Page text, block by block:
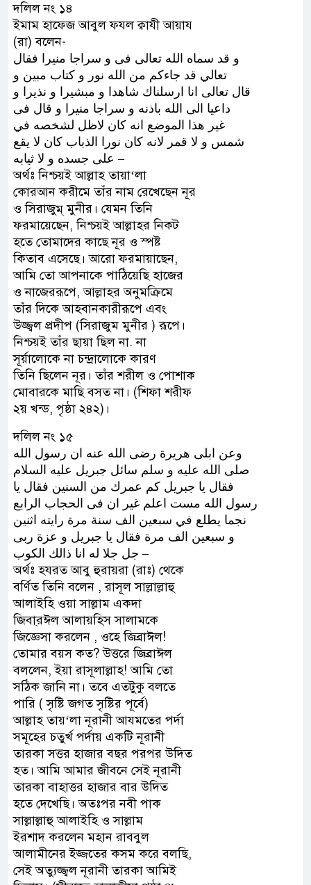
দলিল নং ১৪
ইমাম হাফেজ আবুল ফযল ক্বাযী আয়ায
(রা) বলেন-
ﻭ ﻗﺪ ﺳﻤﺎﻩ ﺍﻟﻠﻪ ﺗﻌﺎﻟﻰ ﻓﻰ ﻭ ﺳﺮﺍﺟﺎ ﻣﻨﻴﺮﺍ ﻓﻘﺎﻝ
ﺗﻌﺎﻟﻲ ﻗﺪ ﺟﺎﺀﻛﻢ ﻣﻦ ﺍﻟﻠﻪ ﻧﻮﺭ ﻭ ﻛﺘﺎﺏ ﻣﺒﻴﻦ ﻭ
ﻗﺎﻝ ﺗﻌﺎﻟﻰ ﺍﻧﺎ ﺍﺭﺳﻠﻨﺎﻙ ﺷﺎﻫﺪﺍ ﻭ ﻣﺒﺸﻴﺮﺍ ﻭ ﻧﺬﻳﺮﺍ ﻭ
ﺩﺍﻋﻴﺎ ﺍﻟﻰ ﺍﻟﻠﻪ ﺑﺎﺫﻧﻪ ﻭ ﺳﺮﺍﺟﺎ ﻣﻨﻴﺮﺍ ﻭ ﻗﺎﻝ ﻓﻰ
ﻏﻴﺮ ﻫﺬﺍ ﺍﻟﻤﻮﺿﻊ ﺍﻧﻪ ﻛﺎﻥ ﻻﻇﻞ ﻟﺸﺨﺼﻪ ﻓﻲ
ﺷﻤﺲ ﻭ ﻻ ﻗﻤﺮ ﻻﻧﻪ ﻛﺎﻥ ﻧﻮﺭﺍ ﺍﻟﺬﺑﺎﺏ ﻛﺎﻥ ﻻ ﻳﻘﻊ
ﻋﻠﻰ ﺟﺴﺪﻩ ﻭ ﻻ ﺛﻴﺎﺑﻪ –
অর্থঃ নিশ্চয়ই আল্লাহ তায়া‘লা
কোরআন করীমে তাঁর নাম রেখেছেন নূর
ও সিরাজুম্ মুনীর। যেমন তিনি
ফরমায়েছেন, নিশ্চয়ই আল্লাহর নিকট
হতে তোমাদের কাছে নূর ও স্পষ্ট
কিতাব এসেছে। আরো ফরমায়াছেন,
আমি তো আপনাকে পাঠিয়েছি হাজের
ও নাজেররূপে, আল্লাহর অনুমক্রিমে
তাঁর দিকে আহবানকারীরূপে এবং
উজ্জ্বল প্রদীপ (সিরাজুম মুনীর ) রূপে।
নিশ্চয়ই তাঁর ছায়া ছিল না. না
সূর্য়ালোকে না চন্দ্রালোকে কারণ
তিনি ছিলেন নূর। তাঁর শরীল ও পোশাক
মোবারকে মাছি বসত না। (শিফা শরীফ
২য় খন্ড, পৃষ্ঠা ২৪২)।
দলিল নং ১৫
ﻭﻋﻦ ﺍﺑﻠﻰ ﻫﺮﻳﺮﺓ ﺭﺿﻰ ﺍﻟﻠﻪ ﻋﻨﻪ ﺍﻥ ﺭﺳﻮﻝ ﺍﻟﻠﻪ
ﺻﻠﻰ ﺍﻟﻠﻪ ﻋﻠﻴﻪ ﻭ ﺳﻠﻢ ﺳﺎﺋﻞ ﺟﺒﺮﻳﻞ ﻋﻠﻴﻪ ﺍﻟﺴﻼﻡ
ﻓﻘﺎﻝ ﻳﺎ ﺟﺒﺮﻳﻞ ﻛﻢ ﻋﻤﺮﻙ ﻣﻦ ﺍﻟﺴﻨﻴﻦ ﻓﻘﺎﻝ ﻳﺎ
ﺭﺳﻮﻝ ﺍﻟﻠﻪ ﻣﺴﺖ ﺍﻋﻠﻢ ﻏﻴﺮ ﺍﻥ ﻓﻰ ﺍﻟﺤﺠﺎﺏ ﺍﻟﺮﺍﺑﻊ
ﻧﺠﻤﺎ ﻳﻄﻠﻊ ﻓﻲ ﺳﺒﻌﻴﻦ ﺍﻟﻒ ﺳﻨﺔ ﻣﺮﺓ ﺭﺍﻳﺘﻪ ﺍﺛﻨﻴﻦ
ﻭ ﺳﺒﻌﻴﻦ ﺍﻟﻒ ﻣﺮﺓ ﻓﻘﺎﻝ ﻳﺎ ﺟﺒﺮﻳﻞ ﻭ ﻋﺰﺓ ﺭﺑﻰ
ﺟﻞ ﺟﻼ ﻟﻪ ﺍﻧﺎ ﺫﺍﻟﻚ ﺍﻟﻜﻮﺏ –
অর্থঃ হযরত আবু হুরায়রা (রাঃ) থেকে
বর্ণিত তিনি বলেন , রাসূল সাল্লাল্লাহু
আলাইহি ওয়া সাল্লাম একদা
জিবা্রঈল আলায়হিস সালামকে
জিজ্ঞেসা করলেন , ওহে জিব্রাঈল!
তোমার বয়স কত? উত্তরে জিব্রাঈল
বললেন, ইয়া রাসূলাল্লাহ! আমি তো
সঠিক জানি না। তবে এতটুকু বলতে
পারি ( সৃষ্টি জগত সৃষ্টির পূর্বে)
আল্লাহ তায়‘লা নূরানী আযমতের পর্দা
সমূহের চতুর্খ পর্দায় একটি নূরানী
তারকা সত্তর হাজার বছর পরপর উদিত
হত। আমি আমার জীবনে সেই নূরানী
তারকা বাহাত্তর হাজার বার উদিত
হতে দেখেছি। অতঃপর নবী পাক
সাল্লাল্লাহু আলাইহি ও সাল্লাম
ইরশাদ করলেন মহান রাববুল
আলামীনের ইজ্জতের কসম করে বলছি,
সেই অত্যুজ্জ্বল নূরানী তারকা আমিই